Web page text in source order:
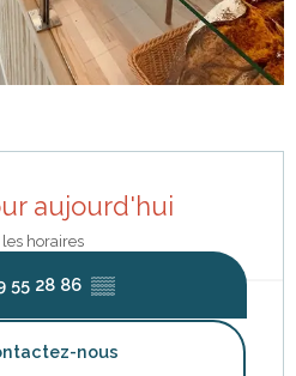
aujourd'hui
les horaires
55 28 86 ▒▒
nous